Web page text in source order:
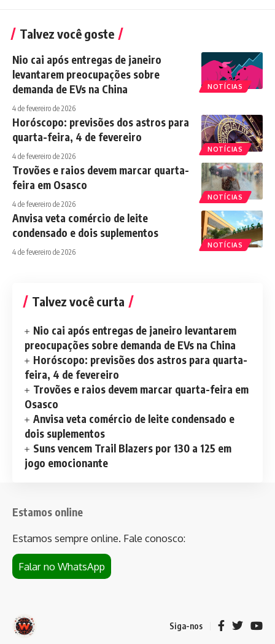
Talvez você goste
NOTÍCIAS
Nio cai após entregas de janeiro
levantarem preocupações sobre
demanda de EVs na China
4 de fevereiro de 2026
NOTÍCIAS
Horóscopo: previsões dos astros para
quarta-feira, 4 de fevereiro
4 de fevereiro de 2026
NOTÍCIAS
Trovões e raios devem marcar quarta-
feira em Osasco
4 de fevereiro de 2026
NOTÍCIAS
Anvisa veta comércio de leite
condensado e dois suplementos
4 de fevereiro de 2026
Talvez você curta
Nio cai após entregas de janeiro levantarem
preocupações sobre demanda de EVs na China
Horóscopo: previsões dos astros para quarta-
feira, 4 de fevereiro
Trovões e raios devem marcar quarta-feira em
Osasco
Anvisa veta comércio de leite condensado e
dois suplementos
Suns vencem Trail Blazers por 130 a 125 em
jogo emocionante
Estamos online
Estamos sempre online. Fale conosco:
Falar no WhatsApp
Siga-nos